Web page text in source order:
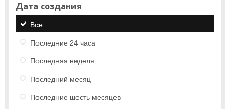
Дата создания
Все
Последние 24 часа
Последняя неделя
Последний месяц
Последние шесть месяцев